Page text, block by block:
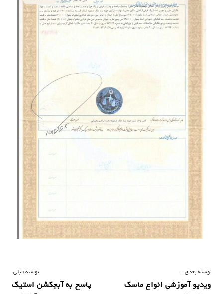
ر
ا
نوشته قبلی:
پاسخ به آبجکشن استیک
نوشته بعدی :
ویدیو آموزشی انواع ماسک